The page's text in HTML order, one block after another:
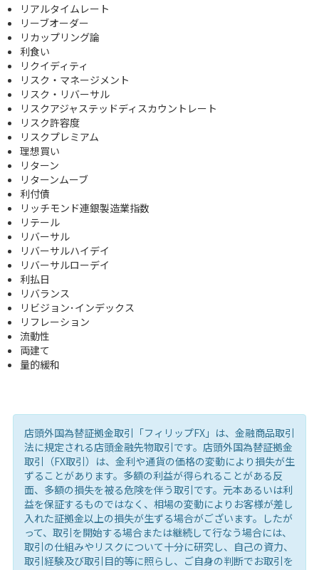
リアルタイムレート
リーブオーダー
リカップリング論
利食い
リクイディティ
リスク・マネージメント
リスク・リバーサル
リスクアジャステッドディスカウントレート
リスク許容度
リスクプレミアム
理想買い
リターン
リターンムーブ
利付債
リッチモンド連銀製造業指数
リテール
リバーサル
リバーサルハイデイ
リバーサルローデイ
利払日
リバランス
リビジョン･インデックス
リフレーション
流動性
両建て
量的緩和
店頭外国為替証拠金取引「フィリップFX」は、金融商品取引
法に規定される店頭金融先物取引です。店頭外国為替証拠金
取引（FX取引）は、金利や通貨の価格の変動により損失が生
ずることがあります。多額の利益が得られることがある反
面、多額の損失を被る危険を伴う取引です。元本あるいは利
益を保証するものではなく、相場の変動によりお客様が差し
入れた証拠金以上の損失が生ずる場合がございます。したが
って、取引を開始する場合または継続して行なう場合には、
取引の仕組みやリスクについて十分に研究し、自己の資力、
取引経験及び取引目的等に照らし、ご自身の判断でお取引を